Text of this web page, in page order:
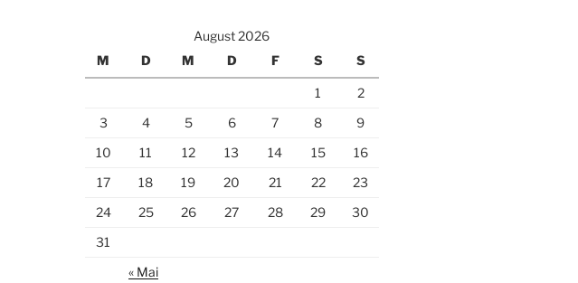
August 2026
M
D M D F S S
1
2
3
4 5 6 7 8
9
10
11 12 13 14 15
16
17
18 19 20 21 22
23
24
25 26 27 28 29
30
31
« Mai